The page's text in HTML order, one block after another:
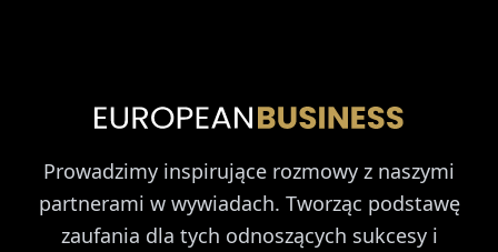
Prowadzimy inspirujące rozmowy z naszymi
partnerami w wywiadach. Tworząc podstawę
zaufania dla tych odnoszących sukcesy i